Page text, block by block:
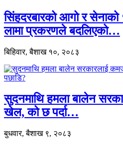
सिंहदरबारको आगो र
लामा प्रकरणले बदलिएको…
बिहिवार, बैशाख १०, २०८३
सुदनमाथि हमला बालेन
खेल, को छ पर्दा…
बुधवार, बैशाख ९, २०८३